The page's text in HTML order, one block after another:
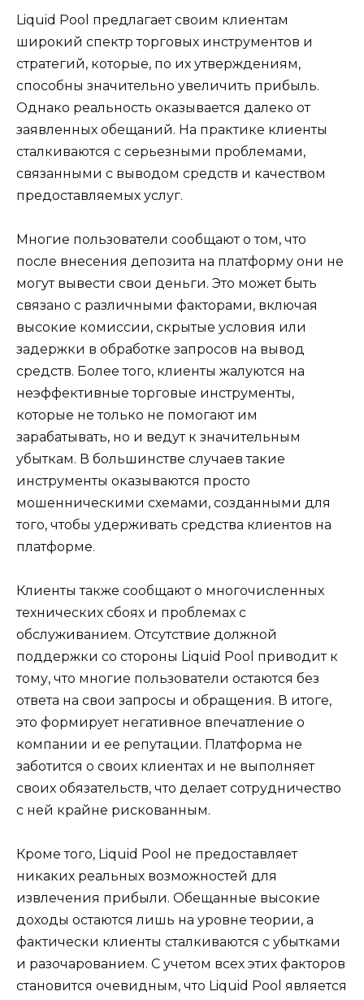
Liquid Pool предлагает своим клиентам
широкий спектр торговых инструментов и
стратегий, которые, по их утверждениям,
способны значительно увеличить прибыль.
Однако реальность оказывается далеко от
заявленных обещаний. На практике клиенты
сталкиваются с серьезными проблемами,
связанными с выводом средств и качеством
предоставляемых услуг.
Многие пользователи сообщают о том, что
после внесения депозита на платформу они не
могут вывести свои деньги. Это может быть
связано с различными факторами, включая
высокие комиссии, скрытые условия или
задержки в обработке запросов на вывод
средств. Более того, клиенты жалуются на
неэффективные торговые инструменты,
которые не только не помогают им
зарабатывать, но и ведут к значительным
убыткам. В большинстве случаев такие
инструменты оказываются просто
мошенническими схемами, созданными для
того, чтобы удерживать средства клиентов на
платформе.
Клиенты также сообщают о многочисленных
технических сбоях и проблемах с
обслуживанием. Отсутствие должной
поддержки со стороны Liquid Pool приводит к
тому, что многие пользователи остаются без
ответа на свои запросы и обращения. В итоге,
это формирует негативное впечатление о
компании и ее репутации. Платформа не
заботится о своих клиентах и не выполняет
своих обязательств, что делает сотрудничество
с ней крайне рискованным.
Кроме того, Liquid Pool не предоставляет
никаких реальных возможностей для
извлечения прибыли. Обещанные высокие
доходы остаются лишь на уровне теории, а
фактически клиенты сталкиваются с убытками
и разочарованием. С учетом всех этих факторов
становится очевидным, что Liquid Pool является